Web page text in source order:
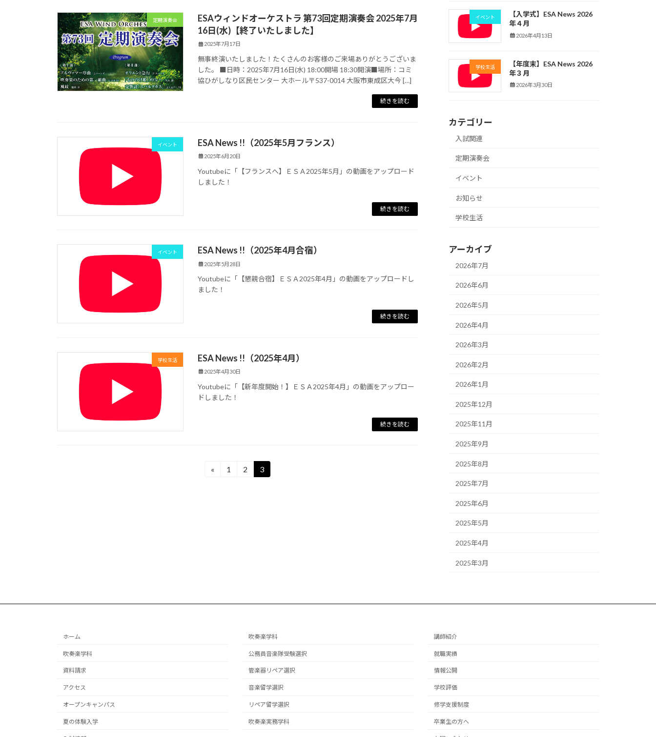
定期演奏会
ESAウィンドオーケストラ 第73回定期演奏会 2025年7月
16日(水)【終了いたしました】
2025年7月17日
無事終演いたしました！たくさんのお客様のご来場ありがとうございま
した。 ■日時：2025年7月16日(水) 18:00開場 18:30開演■場所：コミ
協ひがしなり区民センター 大ホール〒537-0014 大阪市東成区大今 […]
続きを読む
イベント ESA News !!（2025年5月フランス）
2025年6月20日
Youtubeに「【フランスへ】ＥＳＡ2025年5月」の動画をアップロード
しました！
続きを読む
イベント ESA News !!（2025年4月合宿）
2025年5月28日
Youtubeに「【懇親合宿】ＥＳＡ2025年4月」の動画をアップロードし
ました！
続きを読む
学校生活 ESA News !!（2025年4月）
2025年4月30日
Youtubeに「【新年度開始！】ＥＳＡ2025年4月」の動画をアップロー
ドしました！
続きを読む
り
«
固
1
固
2
固
3
イベント
【入学式】ESA News 2026
年４月
2026年4月13日
学校生活
【年度末】ESA News 2026
年３月
2026年3月30日
カテゴリー
入試関連
定期演奏会
イベント
お知らせ
学校生活
アーカイブ
2026年7月
2026年6月
2026年5月
2026年4月
2026年3月
2026年2月
2026年1月
2025年12月
2025年11月
2025年9月
2025年8月
2025年7月
2025年6月
2025年5月
2025年4月
2025年3月
ホーム
吹奏楽学科
資料請求
アクセス
オープンキャンパス
夏の体験入学
吹奏楽学科
公務員音楽隊受験選択
管楽器リペア選択
音楽留学選択
リペア留学選択
吹奏楽実務学科
講師紹介
就職実績
情報公開
学校評価
修学支援制度
卒業生の方へ